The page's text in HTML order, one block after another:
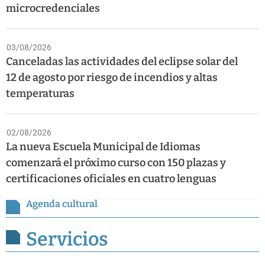
microcredenciales
03/08/2026
Canceladas las actividades del eclipse solar del
12 de agosto por riesgo de incendios y altas
temperaturas
02/08/2026
La nueva Escuela Municipal de Idiomas
comenzará el próximo curso con 150 plazas y
certificaciones oficiales en cuatro lenguas
Agenda cultural
Servicios